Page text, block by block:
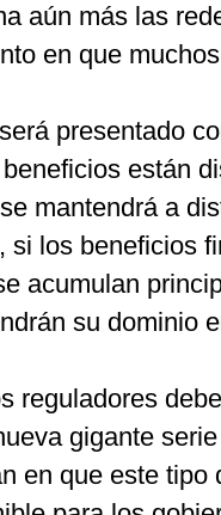
aún más las
en que
presentado
están
mantendrá a
si los beneficios
acumulan
su dominio
reguladores
gigante
en que este tipo